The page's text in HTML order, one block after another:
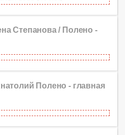
Степанова / Полено -
Полено - главная